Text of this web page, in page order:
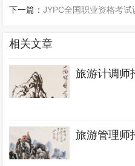
下一篇：JYPC全国职业资格考
相关文章
旅游计调师
旅游管理师